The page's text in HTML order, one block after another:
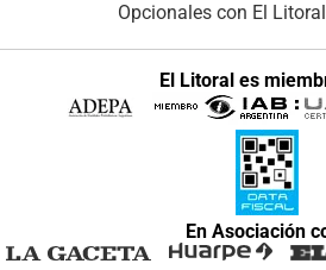
Opcionales con El Litoral
El Litoral es
En Asociación